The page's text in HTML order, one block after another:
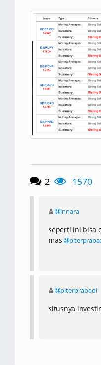
2 1570
innara
seperti ini bisa
mas
piterprabadi
situsnya